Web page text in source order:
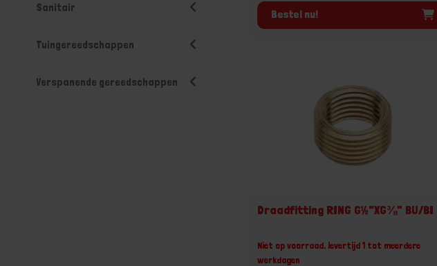
Sanitair
Tuingereedschappen
Verspanende gereedschappen
Bestel nu!
Draadfitting RING G½"XG⅜" BU/BI
Niet op voorraad, levertijd 1 tot meerdere
werkdagen